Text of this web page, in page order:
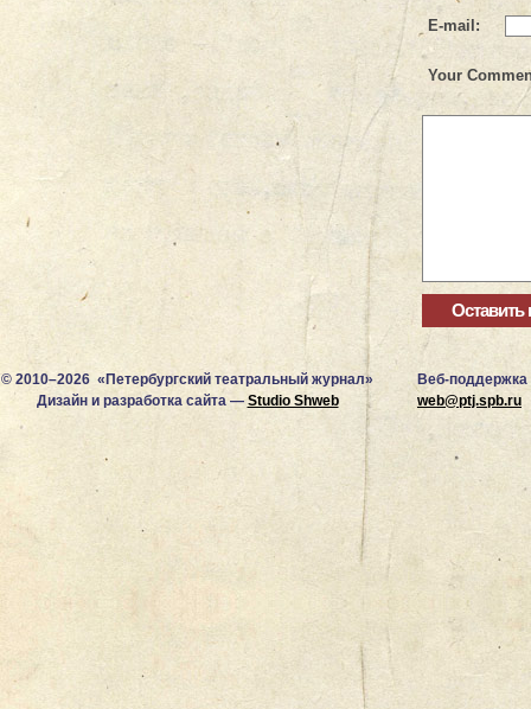
E-mail:
Your
© 2010–2026 «Петербургский театральный журнал»
Дизайн и разработка сайта — Studio Shweb
Веб-поддержка
web@ptj.spb.ru